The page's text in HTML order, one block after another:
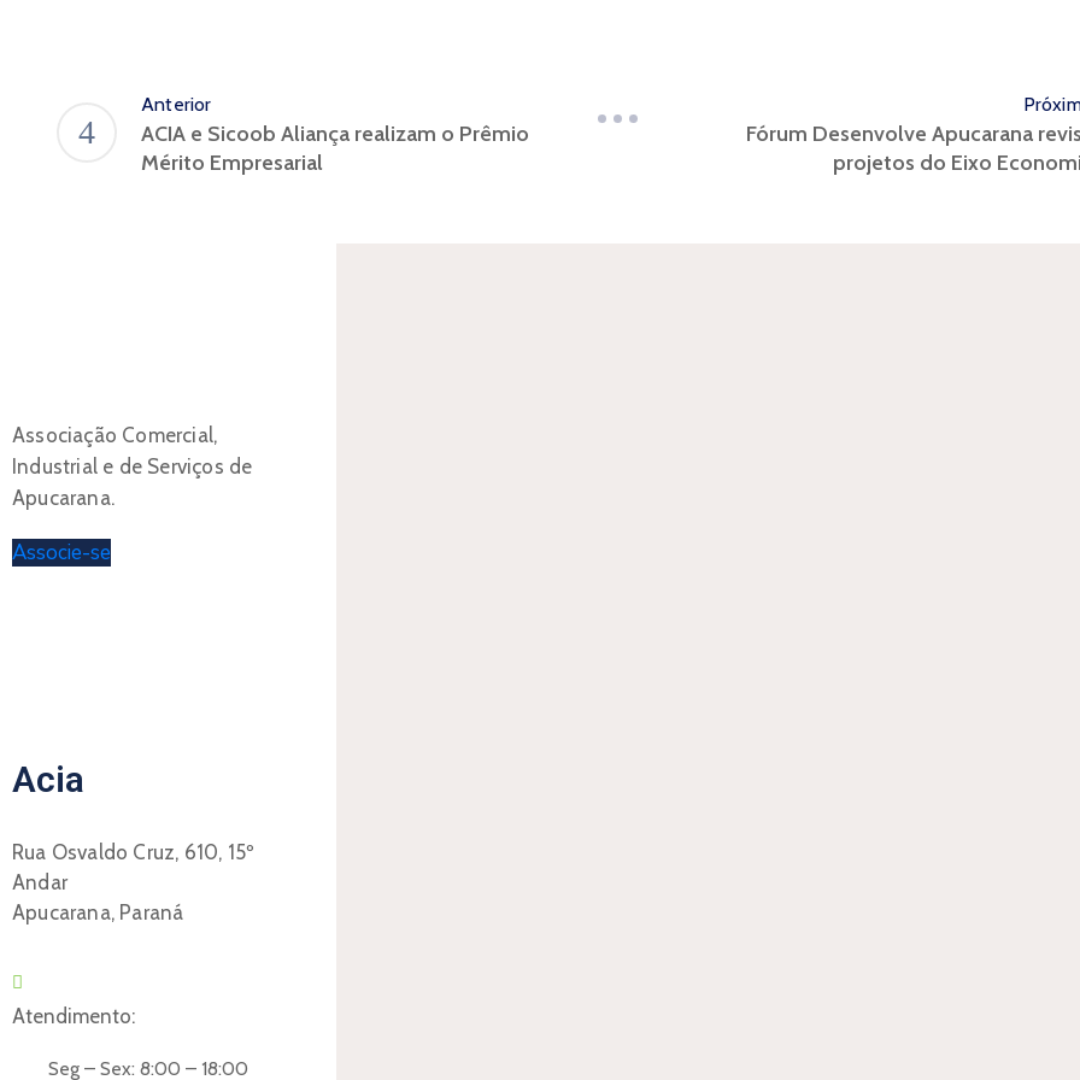
Anterior
ACIA e Sicoob Aliança realizam o Prêmio
Mérito Empresarial
Fórum Desenvolve Apucarana
projetos do Eixo
Associação Comercial,
Industrial e de Serviços de
Apucarana.
Associe-se
Acia
Rua Osvaldo Cruz, 610, 15º
Andar
Apucarana, Paraná
Atendimento:
Seg – Sex: 8:00 – 18:00